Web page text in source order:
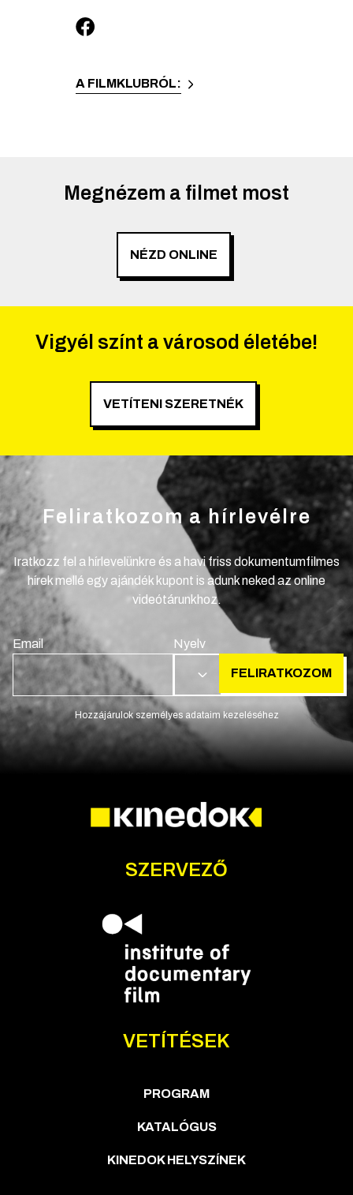
A FILMKLUBRÓL:
Megnézem a filmet most
NÉZD ONLINE
Vigyél színt a városod életébe!
VETÍTENI SZERETNÉK
Feliratkozom a hírlevélre
Iratkozz fel a hírlevelünkre és a havi friss dokumentumfilmes
hírek mellé egy ajándék kupont is adunk neked az online
videótárunkhoz.
Email Nyelv
HU FELIRATKOZOM
Hozzájárulok személyes adataim kezeléséhez
SZERVEZŐ
VETÍTÉSEK
PROGRAM
KATALÓGUS
KINEDOK HELYSZÍNEK